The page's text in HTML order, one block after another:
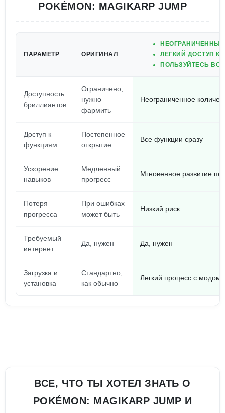
POKÉMON: MAGIKARP JUMP
ПАРАМЕТР ОРИГИНАЛ
ЛЕГКИЙ ДОСТУП
ПОЛЬЗУЙТЕСЬ
Доступность
бриллиантов
Ограничено,
нужно
фармить
Неограниченное
Доступ к
функциям
Постепенное
открытие
Все функции сразу
Ускорение
навыков
Медленный
прогресс
Мгновенное развитие
Потеря
прогресса
При ошибках
может быть
Низкий риск
Требуемый
интернет
Да, нужен Да, нужен
Загрузка и
установка
Стандартно,
как обычно
Легкий процесс с модом
ВСЕ, ЧТО ТЫ ХОТЕЛ ЗНАТЬ О
POKÉMON: MAGIKARP JUMP И